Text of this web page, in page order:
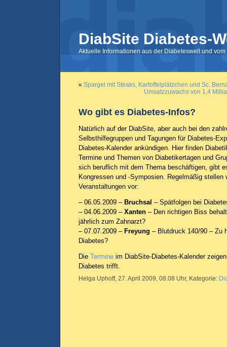
DiabSite Diabetes-
Aktuelle Informationen aus der Diabeteswelt und
« Spargel mit Steaks, Kartoffelplätzchen und Sc.
Umsatzzuwachs von 1,4
Wo gibt es Diabetes-Infos?
Natürlich auf der DiabSite, aber auch bei den
Selbsthilfegruppen und Tagungen für Diabetes-
Diabetes-Kalender ankündigen. Hier finden
Termine und Themen von Diabetikertagen und
sich beruflich mit dem Thema beschäftigen, gibt
Kongressen und -Symposien. Regelmäßig stellen
Veranstaltungen vor:
– 06.05.2009 – Bruchsal – Spätfolgen bei
– 04.06.2009 – Xanten – Den richtigen Biss
jährlich zum Zahnarzt?
– 07.07.2009 – Freyung – Blutdruck 140/90 – Zu
Diabetes?
Die Termine im DiabSite-Diabetes-Kalender
Diabetes trifft.
Helga Uphoff, 27. April 2009, 08.08 Uhr, Kategorie: